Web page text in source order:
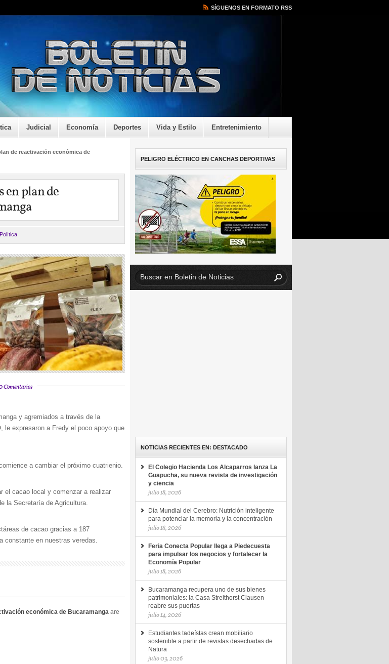
SÍGUENOS EN FORMATO RSS
Judicial Economía Deportes Vida y Estilo Entretenimiento
de reactivación económica de
en plan de
Política
Comentarios
y agremiados a través de la
le expresaron a Fredy el poco apoyo que
a cambiar el próximo cuatrienio.
el cacao local y comenzar a realizar
la Secretaría de Agricultura.
de cacao gracias a 187
constante en nuestras veredas.
económica de Bucaramanga are
PELIGRO ELÉCTRICO EN CANCHAS DEPORTIVAS
NOTICIAS RECIENTES EN: DESTACADO
El Colegio Hacienda Los Alcaparros lanza La
Guapucha, su nueva revista de investigación
y ciencia
julio 18, 2026
Día Mundial del Cerebro: Nutrición inteligente
para potenciar la memoria y la concentración
julio 18, 2026
Feria Conecta Popular llega a Piedecuesta
para impulsar los negocios y fortalecer la
Economía Popular
julio 18, 2026
Bucaramanga recupera uno de sus bienes
patrimoniales: la Casa Streithorst Clausen
reabre sus puertas
julio 14, 2026
Estudiantes tadeístas crean mobiliario
sostenible a partir de revistas desechadas de
Natura
julio 03, 2026